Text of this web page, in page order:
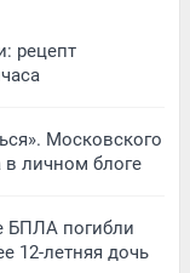
рецепт
Московского
в личном блоге
БПЛА погибли
12-летняя дочь